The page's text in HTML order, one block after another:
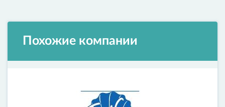
Похожие компании